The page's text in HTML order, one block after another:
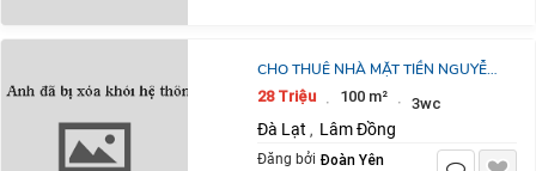
CHO THUÊ NHÀ MẶT TIỀN NGUYỄN
CÔNG TRỨ PHƯỜNG 8 ĐÀ LẠT 28
28 Triệu · 100 m² · 3wc
Đà Lạt , Lâm Đồng
Đăng bởi Đoàn Yên